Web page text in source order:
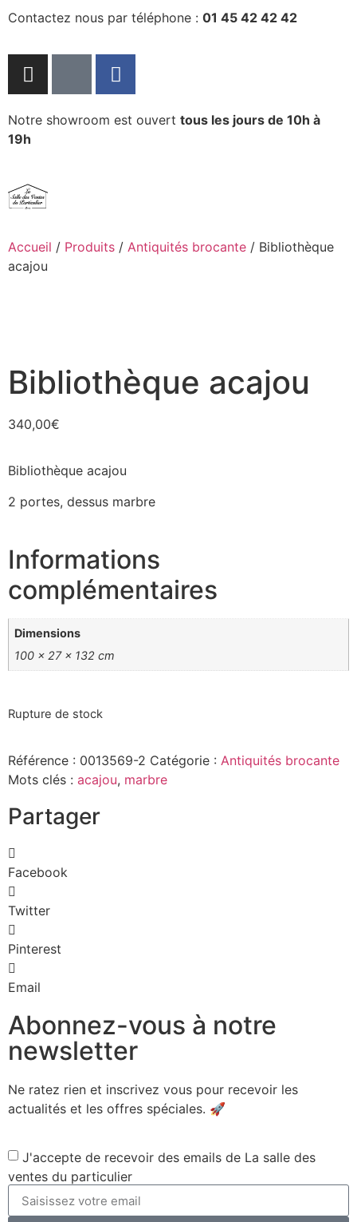
Contactez nous par téléphone : 01 45 42 42 42
Notre showroom est ouvert tous les jours de 10h à
19h
Accueil / Produits / Antiquités brocante / Bibliothèque
acajou
Bibliothèque acajou
340,00€
Bibliothèque acajou
2 portes, dessus marbre
Informations
complémentaires
Dimensions
100 × 27 × 132 cm
Rupture de stock
Référence : 0013569-2 Catégorie : Antiquités brocante
Mots clés : acajou, marbre
Partager
Facebook
Twitter
Pinterest
Email
Abonnez-vous à notre
newsletter
Ne ratez rien et inscrivez vous pour recevoir les
actualités et les offres spéciales. 🚀​
J'accepte de recevoir des emails de La salle des
ventes du particulier